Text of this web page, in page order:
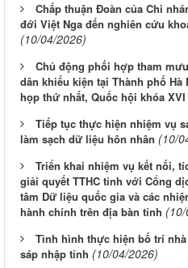
Chấp thuận Đoàn của Chi
đới Việt Nga đến nghiên cứu
(10/04/2026)
Chủ động phối hợp tham
dân khiếu kiện tại Thành phố
họp thứ nhất, Quốc hội khóa XVI
Tiếp tục thực hiện nhiệm vụ
làm sạch dữ liệu hôn nhân (10/
Triển khai nhiệm vụ kết nối,
giải quyết TTHC tỉnh với Cổng
tâm Dữ liệu quốc gia và các
hành chính trên địa bàn tỉnh
Tình hình thực hiện bố trí
sáp nhập tỉnh (10/04/2026)